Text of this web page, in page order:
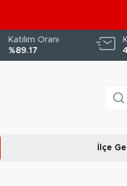
Katılım Oranı
%89.17
İlçe